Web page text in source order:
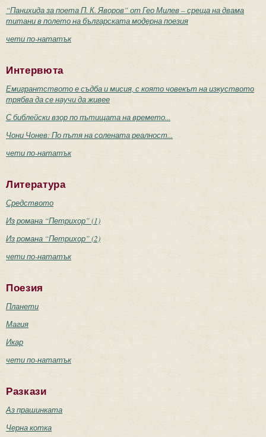
“Панихида за поета П. К. Яворов” от Гео Милев – среща на двама
титани в полето на българската модерна поезия
чети по-нататък
Интервюта
Емигрантството е съдба и мисия, с която човекът на изкуството
трябва да се научи да живее
С библейски взор по пътищата на времето...
Чони Чонев: По пътя на солената реалност...
чети по-нататък
Литература
Средството
Из романа “Петрихор” (1)
Из романа “Петрихор” (2)
чети по-нататък
Поезия
Планети
Магия
Икар
чети по-нататък
Разкази
Аз прашинката
Черна котка